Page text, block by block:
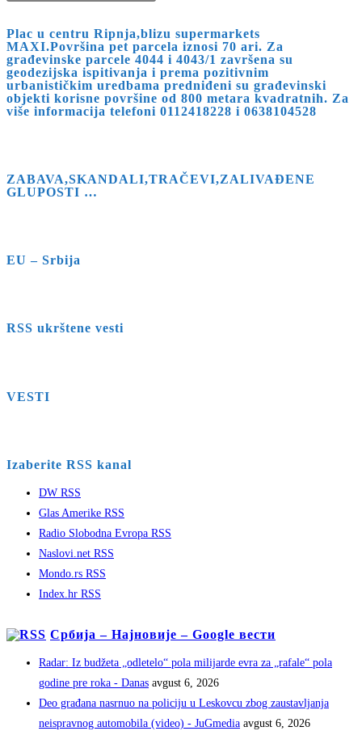
Plac u centru Ripnja,blizu supermarkets
MAXI.Površina pet parcela iznosi 70 ari. Za
građevinske parcele 4044 i 4043/1 završena su
geodezijska ispitivanja i prema pozitivnim
urbanističkim uredbama predniđeni su građevinski
objekti korisne površine od 800 metara kvadratnih. Za
više informacija telefoni 0112418228 i 0638104528
ZABAVA,SKANDALI,TRAČEVI,ZALIVAĐENE
GLUPOSTI …
EU – Srbija
RSS ukrštene vesti
VESTI
Izaberite RSS kanal
DW RSS
Glas Amerike RSS
Radio Slobodna Evropa RSS
Naslovi.net RSS
Mondo.rs RSS
Index.hr RSS
Србија – Најновије – Google вести
Radar: Iz budžeta „odletelo“ pola milijarde evra za „rafale“ pola
godine pre roka - Danas avgust 6, 2026
Deo građana nasrnuo na policiju u Leskovcu zbog zaustavljanja
neispravnog automobila (video) - JuGmedia avgust 6, 2026